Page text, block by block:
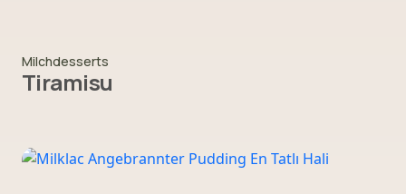
Milchdesserts
Tiramisu